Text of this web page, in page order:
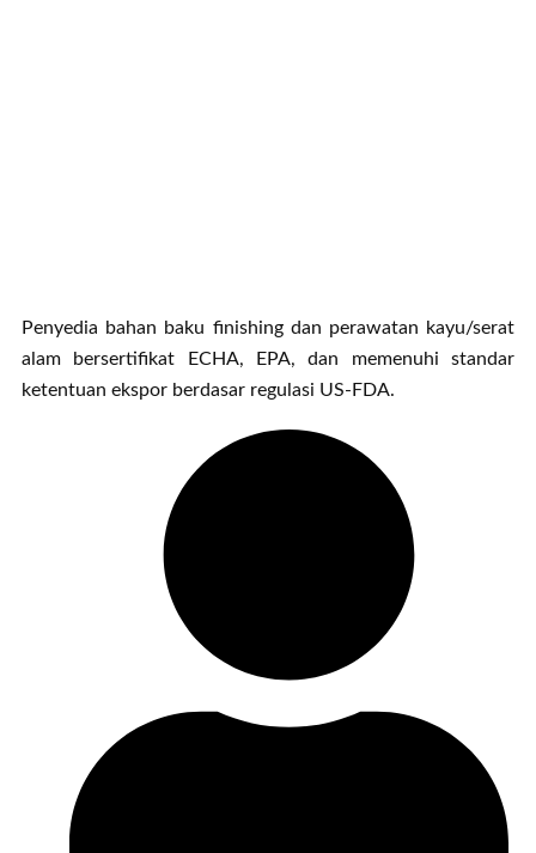
Penyedia bahan baku finishing dan perawatan kayu/serat
alam bersertifikat ECHA, EPA, dan memenuhi standar
ketentuan ekspor berdasar regulasi US-FDA.